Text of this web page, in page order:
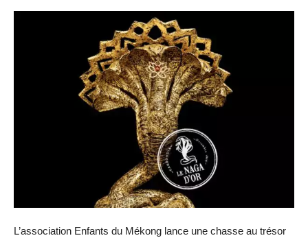
L’association Enfants du Mékong lance une chasse au trésor